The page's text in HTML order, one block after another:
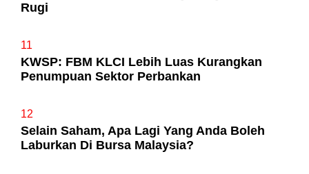
Rugi
11
KWSP: FBM KLCI Lebih Luas Kurangkan
Penumpuan Sektor Perbankan
12
Selain Saham, Apa Lagi Yang Anda Boleh
Laburkan Di Bursa Malaysia?